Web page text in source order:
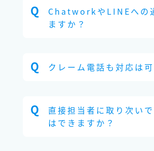
ChatworkやLINEへの
ますか？
クレーム電話も対応は
直接担当者に取り次い
はできますか？